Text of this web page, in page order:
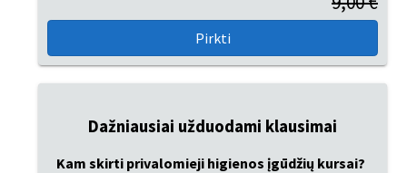
Dažniausiai užduodami klausimai
Kam skirti privalomieji higienos įgūdžių kursai?